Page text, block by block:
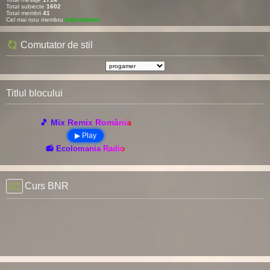
Total subiecte 1602
Total membri 41
Cel mai nou membru fatimathahir
Comutator de stil
Titlul blocului
🎵 Mix Remix România
▶ Play
📻 Ecolomania Radio
Curs BNR